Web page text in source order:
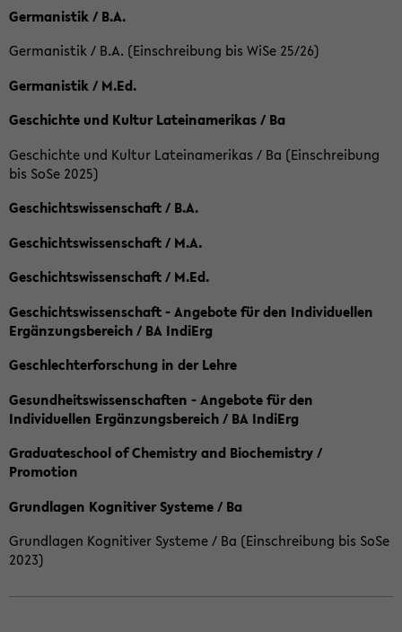
Germanistik / B.A.
Germanistik / B.A. (Einschreibung bis WiSe 25/26)
Germanistik / M.Ed.
Geschichte und Kultur Lateinamerikas / Ba
Geschichte und Kultur Lateinamerikas / Ba (Einschreibung
bis SoSe 2025)
Geschichtswissenschaft / B.A.
Geschichtswissenschaft / M.A.
Geschichtswissenschaft / M.Ed.
Geschichtswissenschaft - Angebote für den Individuellen
Ergänzungsbereich / BA IndiErg
Geschlechterforschung in der Lehre
Gesundheitswissenschaften - Angebote für den
Individuellen Ergänzungsbereich / BA IndiErg
Graduateschool of Chemistry and Biochemistry /
Promotion
Grundlagen Kognitiver Systeme / Ba
Grundlagen Kognitiver Systeme / Ba (Einschreibung bis SoSe
2023)